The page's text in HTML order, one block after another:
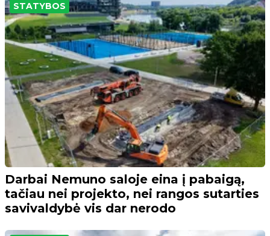
STATYBOS
Darbai Nemuno saloje eina į pabaigą,
tačiau nei projekto, nei rangos sutarties
savivaldybė vis dar nerodo